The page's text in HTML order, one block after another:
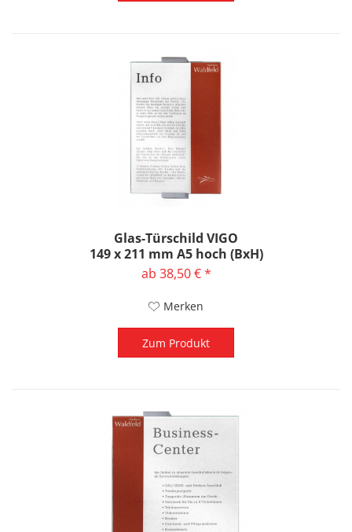
Glas-Türschild VIGO
149 x 211 mm A5 hoch (BxH)
ab 38,50 € *
Merken
Zum Produkt